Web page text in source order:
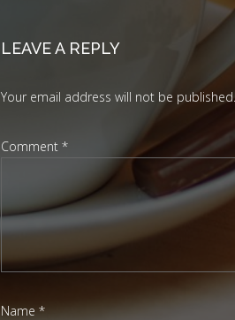
LEAVE A REPLY
Your email address will not be published.
Comment *
Name *